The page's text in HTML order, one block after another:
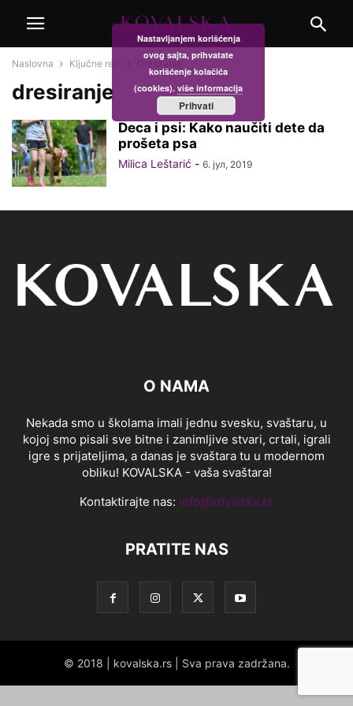
Naslovna Ključne reči Dresiranje
dresiranje
Deca i psi: Kako naučiti dete da
prošeta psa
Milica Leštarić - 6. јул, 2019
O NAMA
Nekada smo u školama imali jednu svesku, svaštaru, u
kojoj smo pisali sve bitne i zanimljive stvari, crtali, igrali
igre s prijateljima, a danas je svaštara tu u modernom
obliku! KOVALSKA - vaša svaštara!
Kontaktirajte nas: info@kovalska.rs
PRATITE NAS
© 2018 | kovalska.rs | Sva prava zadržana.
Nastavljanjem korišćenja
ovog sajta, prihvatate
korišćenje kolačića
(cookies). više informacija
Prihvati